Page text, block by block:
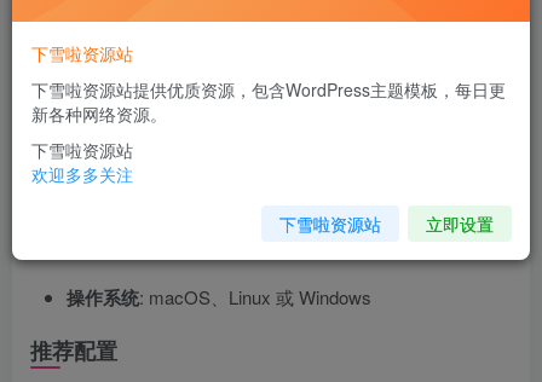
如何在您的系统上安装和配置 Codex CLI。
🔧 系统要求
必需组件
操作系统: macOS、Linux 或 Windows
推荐配置
下雪啦资源站
下雪啦资源站提供优质资源，包含WordPress主题模板，每日更
新各种网络资源。
下雪啦资源站
欢迎多多关注
下雪啦资源站 立即设置